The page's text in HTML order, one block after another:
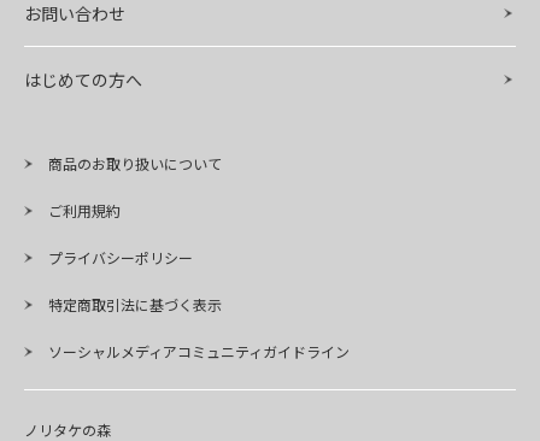
お問い合わせ
はじめての方へ
商品のお取り扱いについて
ご利用規約
プライバシーポリシー
特定商取引法に基づく表示
ソーシャルメディアコミュニティガイドライン
ノリタケの森